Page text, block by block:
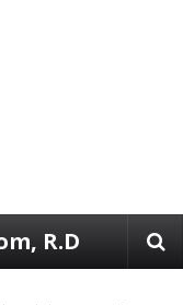
R.D